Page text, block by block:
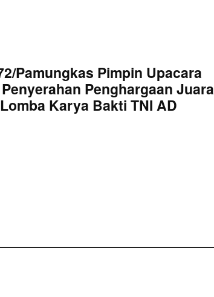
Pamungkas Pimpin Upacara
Penghargaan Juara
Karya Bakti TNI AD